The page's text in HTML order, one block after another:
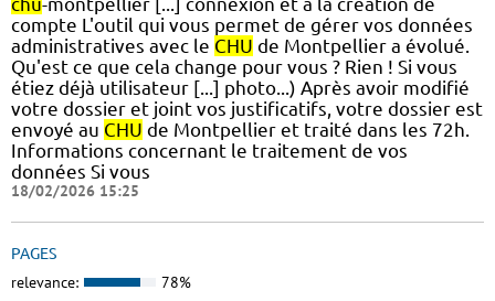
compte L'outil qui vous permet de gérer vos données
administratives avec le CHU de Montpellier a évolué.
Qu'est ce que cela change pour vous ? Rien ! Si vous
étiez déjà utilisateur [...] photo...) Après avoir modifié
votre dossier et joint vos justificatifs, votre dossier est
envoyé au CHU de Montpellier et traité dans les 72h.
Informations concernant le traitement de vos
données Si vous
18/02/2026 15:25
PAGES
relevance: 78%